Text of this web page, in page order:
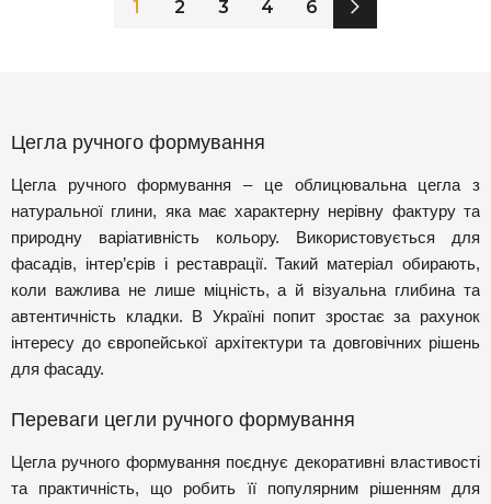
1 2 3 4 6
Цегла ручного формування
Цегла ручного формування – це облицювальна цегла з
натуральної глини, яка має характерну нерівну фактуру та
природну варіативність кольору. Використовується для
фасадів, інтер’єрів і реставрації. Такий матеріал обирають,
коли важлива не лише міцність, а й візуальна глибина та
автентичність кладки. В Україні попит зростає за рахунок
інтересу до європейської архітектури та довговічних рішень
для фасаду.
Переваги цегли ручного формування
Цегла ручного формування поєднує декоративні властивості
та практичність, що робить її популярним рішенням для